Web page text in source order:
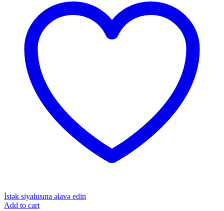
İstək siyahısına əlavə edin
Add to cart